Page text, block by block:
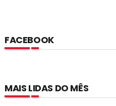
FACEBOOK
MAIS LIDAS DO MÊS